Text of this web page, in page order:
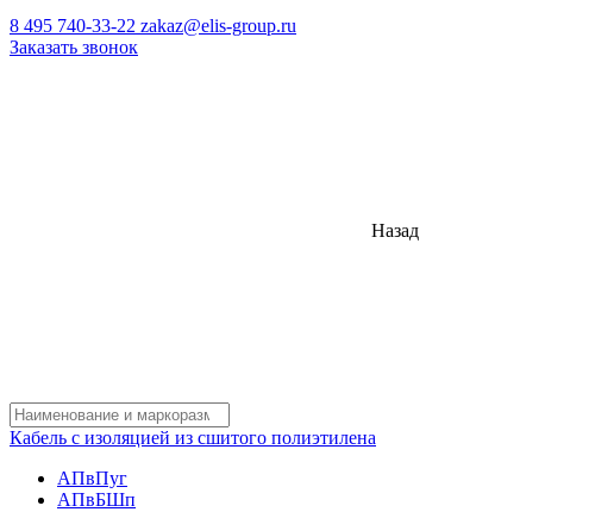
8 495 740-33-22 zakaz@elis-group.ru
Заказать звонок
Назад
Кабель с изоляцией из сшитого полиэтилена
АПвПуг
АПвБШп